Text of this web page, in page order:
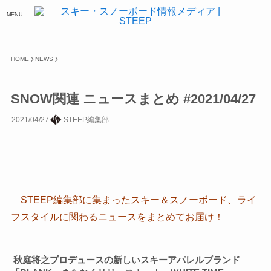
MENU
HOME NEWS
SNOW関連 ニュースまとめ #2021/04/27
2021/04/27 STEEP編集部
STEEP編集部に集まったスキー＆スノーボード、ライ
フスタイルに関わるニュースをまとめてお届け！
秋庭将之プロデュースの新しいスキーアパレルブランド